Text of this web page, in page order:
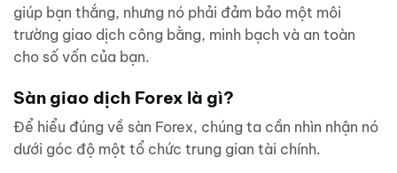
giúp bạn thắng, nhưng nó phải đảm bảo một môi
trường giao dịch công bằng, minh bạch và an toàn
cho số vốn của bạn.
Sàn giao dịch Forex là gì?
Để hiểu đúng về sàn Forex, chúng ta cần nhìn nhận nó
dưới góc độ một tổ chức trung gian tài chính.